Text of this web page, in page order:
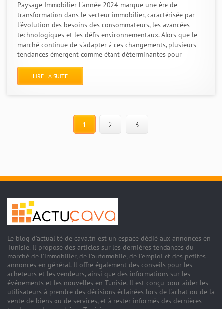
Paysage Immobilier L'année 2024 marque une ère de
transformation dans le secteur immobilier, caractérisée par
l'évolution des besoins des consommateurs, les avancées
technologiques et les défis environnementaux. Alors que le
marché continue de s'adapter à ces changements, plusieurs
tendances émergent comme étant déterminantes pour
LIRE LA SUITE
1 2 3
Le blog d'actualité de cava.tn est un espace dédié aux annonces en
Tunisie. Il propose des articles sur les dernières tendances du
marché de l'immobilier, de l'automobile, de l'emploi et des petites
annonces en général. Il offre également des conseils pour les
acheteurs et les vendeurs, ainsi que des informations sur les
événements et les nouvelles en Tunisie. Il est conçu pour aider les
utilisateurs à prendre des décisions éclairées lors de l'achat ou de la
vente de biens ou de services, et à rester informés des dernières